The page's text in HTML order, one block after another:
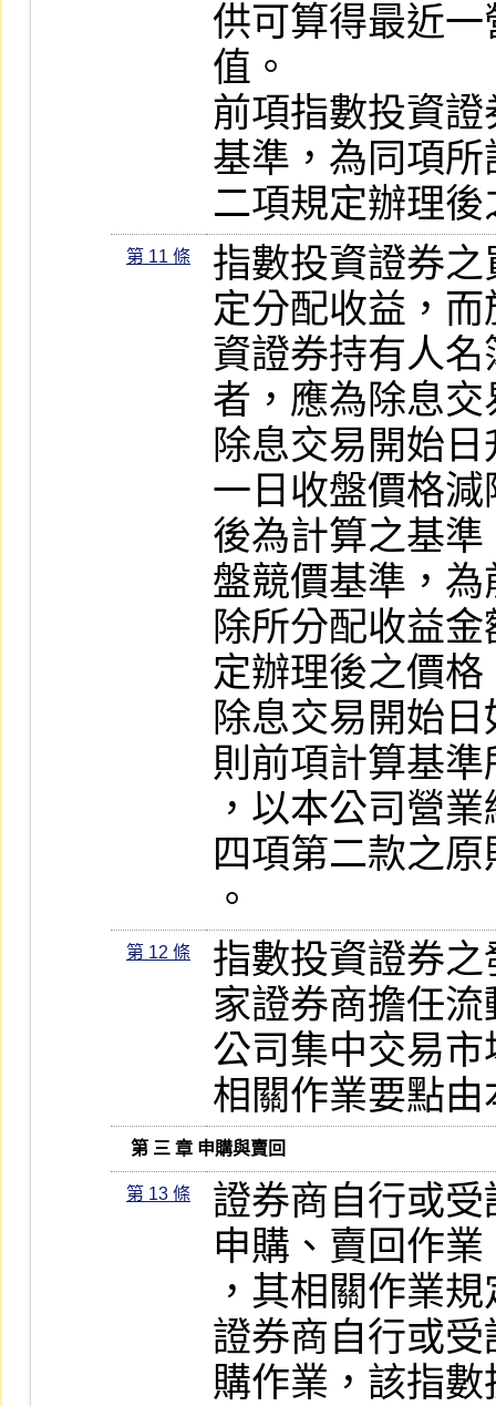
供可算得最近
值。
前項指數投資
基準，為同項
二項規定辦理
第 11 條
指數投資證券
定分配收益，
資證券持有人
者，應為除息交
除息交易開始
一日收盤價格
後為計算之基
盤競價基準，
除所分配收益
定辦理後之價格
除息交易開始
則前項計算基
，以本公司營
四項第二款之
。
第 12 條
指數投資證券
家證券商擔任
公司集中交易
相關作業要點
   第 三 章 申購與賣回
第 13 條
證券商自行或
申購、賣回作
，其相關作業
證券商自行或
購作業，該指